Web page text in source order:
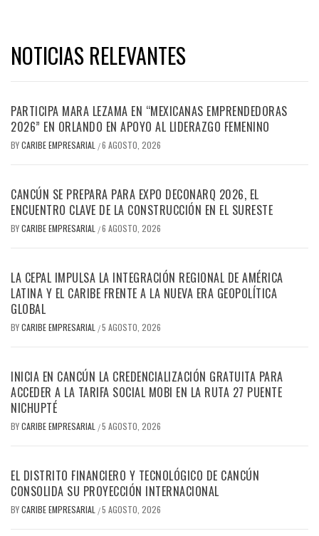
NOTICIAS RELEVANTES
PARTICIPA MARA LEZAMA EN “MEXICANAS EMPRENDEDORAS
2026” EN ORLANDO EN APOYO AL LIDERAZGO FEMENINO
BYCARIBE EMPRESARIAL /6 AGOSTO, 2026
CANCÚN SE PREPARA PARA EXPO DECONARQ 2026, EL
ENCUENTRO CLAVE DE LA CONSTRUCCIÓN EN EL SURESTE
BYCARIBE EMPRESARIAL /6 AGOSTO, 2026
LA CEPAL IMPULSA LA INTEGRACIÓN REGIONAL DE AMÉRICA
LATINA Y EL CARIBE FRENTE A LA NUEVA ERA GEOPOLÍTICA
GLOBAL
BYCARIBE EMPRESARIAL /5 AGOSTO, 2026
INICIA EN CANCÚN LA CREDENCIALIZACIÓN GRATUITA PARA
ACCEDER A LA TARIFA SOCIAL MOBI EN LA RUTA 27 PUENTE
NICHUPTÉ
BYCARIBE EMPRESARIAL /5 AGOSTO, 2026
EL DISTRITO FINANCIERO Y TECNOLÓGICO DE CANCÚN
CONSOLIDA SU PROYECCIÓN INTERNACIONAL
BYCARIBE EMPRESARIAL /5 AGOSTO, 2026